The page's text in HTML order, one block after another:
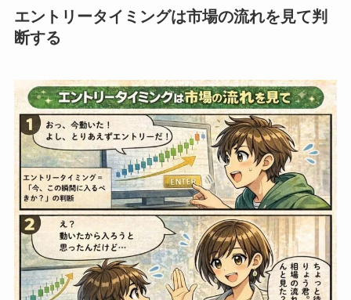
エントリータイミングは市場の流れを見て判
断する